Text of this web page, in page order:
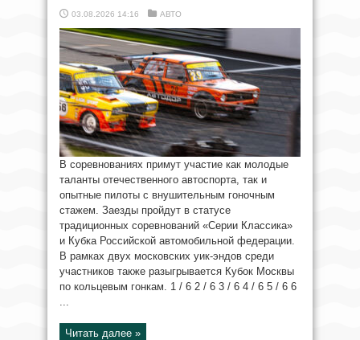
03.08.2026 14:16 АВТО
В соревнованиях примут участие как молодые
таланты отечественного автоспорта, так и
опытные пилоты с внушительным гоночным
стажем. Заезды пройдут в статусе
традиционных соревнований «Серии Классика»
и Кубка Российской автомобильной федерации.
В рамках двух московских уик‑эндов среди
участников также разыгрывается Кубок Москвы
по кольцевым гонкам. 1 / 6 2 / 6 3 / 6 4 / 6 5 / 6 6
...
Читать далее »